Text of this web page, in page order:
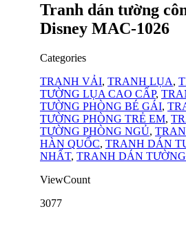
Tranh dán tường
Disney MAC-1026
Categories
TRANH VẢI, TRANH LỤA,
TƯỜNG LỤA CAO CẤP,
TƯỜNG PHÒNG BÉ GÁI,
TƯỜNG PHÒNG TRẺ EM,
TƯỜNG PHÒNG NGỦ,
HÀN QUỐC, TRANH DÁN
NHẤT, TRANH DÁN
ViewCount
3077